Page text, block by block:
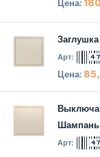
Шампань